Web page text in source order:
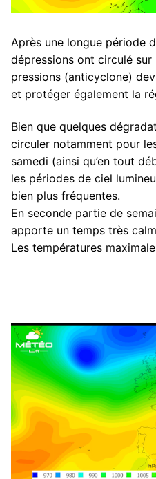
Après une longue période
dépressions ont circulé sur
pressions (anticyclone)
et protéger également la
Bien que quelques
circuler notamment pour
samedi (ainsi qu’en tout
les périodes de ciel
bien plus fréquentes.
En seconde partie de
apporte un temps très
Les températures